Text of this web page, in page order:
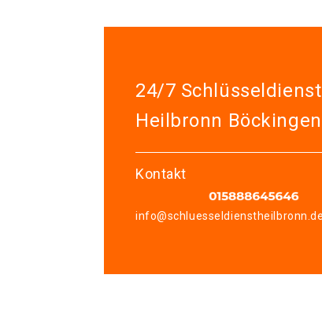
24/7 Schlüsseldienst
Heilbronn Böckingen
Kontakt
info@schluesseldienstheilbronn.de